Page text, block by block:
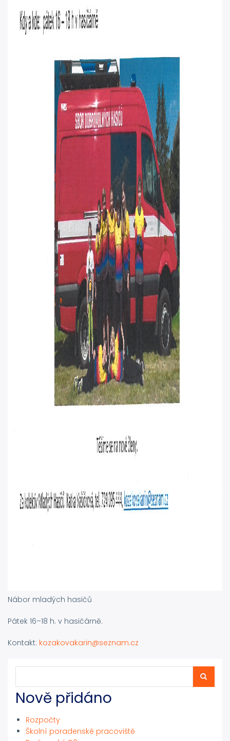
Nábor mladých hasičů
Pátek 16–18 h. v hasičárně.
Kontakt: kozakovakarin@seznam.cz
Nově přidáno
Rozpočty
Školní poradenské pracoviště